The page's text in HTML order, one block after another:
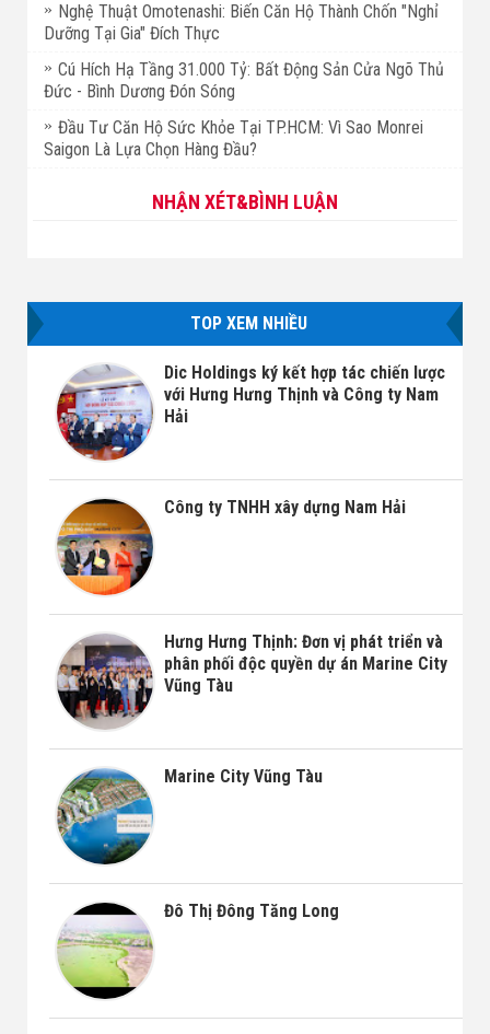
Nghệ Thuật Omotenashi: Biến Căn Hộ Thành Chốn "Nghỉ
Dưỡng Tại Gia" Đích Thực
Cú Hích Hạ Tầng 31.000 Tỷ: Bất Động Sản Cửa Ngõ Thủ
Đức - Bình Dương Đón Sóng
Đầu Tư Căn Hộ Sức Khỏe Tại TP.HCM: Vì Sao Monrei
Saigon Là Lựa Chọn Hàng Đầu?
NHẬN XÉT&BÌNH LUẬN
TOP XEM NHIỀU
Dic Holdings ký kết hợp tác chiến lược
với Hưng Hưng Thịnh và Công ty Nam
Hải
Công ty TNHH xây dựng Nam Hải
Hưng Hưng Thịnh: Đơn vị phát triển và
phân phối độc quyền dự án Marine City
Vũng Tàu
Marine City Vũng Tàu
Đô Thị Đông Tăng Long